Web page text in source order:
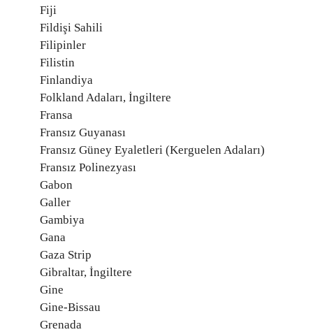
Fiji
Fildişi Sahili
Filipinler
Filistin
Finlandiya
Folkland Adaları, İngiltere
Fransa
Fransız Guyanası
Fransız Güney Eyaletleri (Kerguelen Adaları)
Fransız Polinezyası
Gabon
Galler
Gambiya
Gana
Gaza Strip
Gibraltar, İngiltere
Gine
Gine-Bissau
Grenada